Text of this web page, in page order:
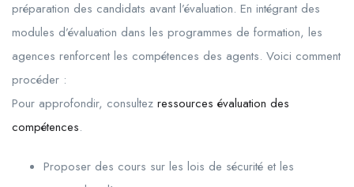
préparation des candidats avant l’évaluation. En intégrant des
modules d’évaluation dans les programmes de formation, les
agences renforcent les compétences des agents. Voici comment
procéder :
Pour approfondir, consultez ressources évaluation des
compétences.
Proposer des cours sur les lois de sécurité et les